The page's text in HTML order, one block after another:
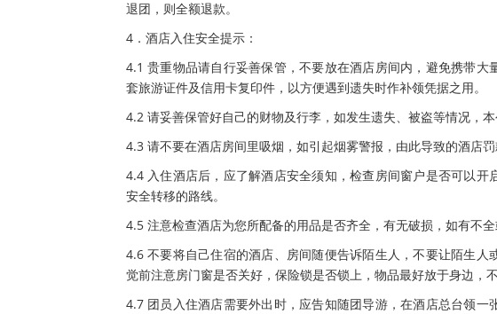
退团，则全额退款。
4．酒店入住安全提示：
4.1 贵重物品请自行妥善保管，不要放在酒店房间内，避免携带
套旅游证件及信用卡复印件，以方便遇到遗失时作补领凭据之用。
4.2 请妥善保管好自己的财物及行李，如发生遗失、被盗等情况，本
4.3 请不要在酒店房间里吸烟，如引起烟雾警报，由此导致的酒店罚
4.4 入住酒店后，应了解酒店安全须知，检查房间窗户是否可以
安全转移的路线。
4.5 注意检查酒店为您所配备的用品是否齐全，有无破损，如有不
4.6 不要将自己住宿的酒店、房间随便告诉陌生人，不要让陌生
觉前注意房门窗是否关好，保险锁是否锁上，物品最好放于身边，
4.7 团员入住酒店需要外出时，应告知随团导游，在酒店总台领